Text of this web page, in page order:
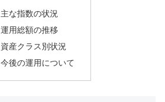
主な指数の状況
運用総額の推移
資産クラス別状況
今後の運用について